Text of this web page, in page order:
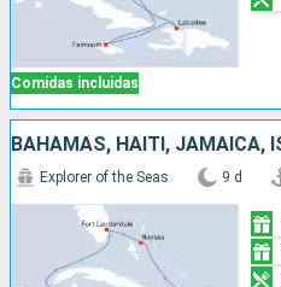
Comidas incluidas
Explorer of the Seas 9 d